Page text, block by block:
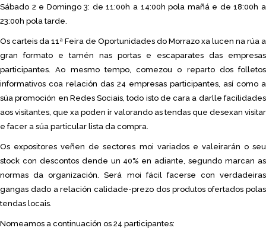
Sábado 2 e Domingo 3: de 11:00h a 14:00h pola mañá e de 18:00h a
23:00h pola tarde.
Os carteis da 11ª Feira de Oportunidades do Morrazo xa lucen na rúa a
gran formato e tamén nas portas e escaparates das empresas
participantes. Ao mesmo tempo, comezou o reparto dos folletos
informativos coa relación das 24 empresas participantes, así como a
súa promoción en Redes Sociais, todo isto de cara a darlle facilidades
aos visitantes, que xa poden ir valorando as tendas que desexan visitar
e facer a súa particular lista da compra.
Os expositores veñen de sectores moi variados e valeirarán o seu
stock con descontos dende un 40% en adiante, segundo marcan as
normas da organización. Será moi fácil facerse con verdadeiras
gangas dado a relación calidade-prezo dos produtos ofertados polas
tendas locais.
Nomeamos a continuación os 24 participantes: